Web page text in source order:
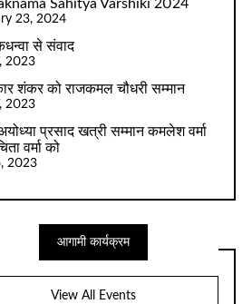
Sahitya Varshiki 2024
23, 2024
से संवाद
2023
शंकर को राजकमल चौधरी सम्मान
2023
प्रसाद खत्री सम्मान कमलेश वर्मा
वर्मा को
2023
आगामी कार्यक्रम
View All Events